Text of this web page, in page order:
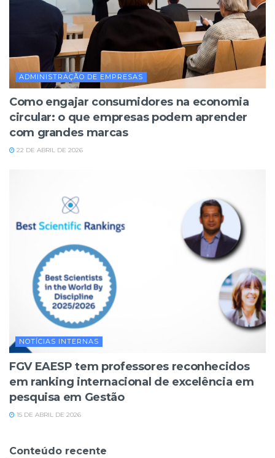
ADMINISTRAÇÃO DE EMPRESAS
Como engajar consumidores na economia
circular: o que empresas podem aprender
com grandes marcas
22 DE ABRIL DE 2026
NOTÍCIAS INTERNAS
FGV EAESP tem professores reconhecidos
em ranking internacional de excelência em
pesquisa em Gestão
15 DE ABRIL DE 2026
Conteúdo recente